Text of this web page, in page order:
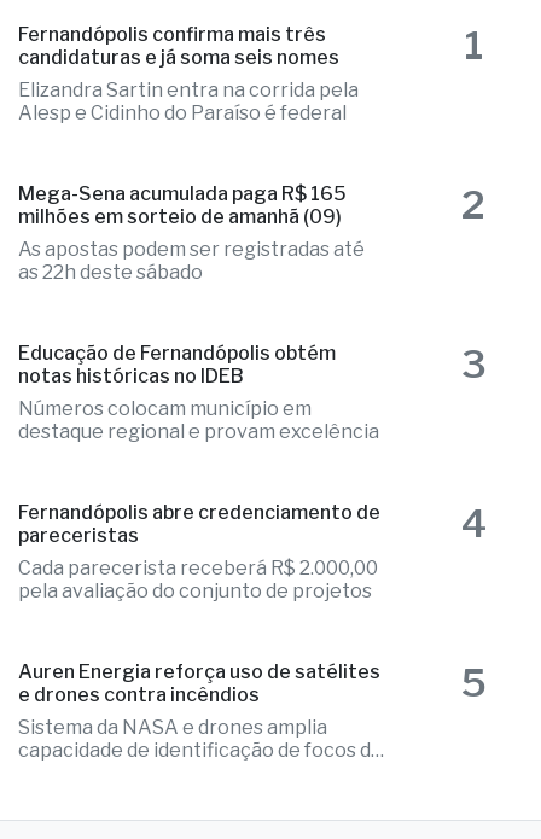
Fernandópolis confirma mais três
candidaturas e já soma seis nomes
Elizandra Sartin entra na corrida pela
Alesp e Cidinho do Paraíso é federal
1
Mega-Sena acumulada paga R$ 165
milhões em sorteio de amanhã (09)
As apostas podem ser registradas até
as 22h deste sábado
2
Educação de Fernandópolis obtém
notas históricas no IDEB
Números colocam município em
destaque regional e provam excelência
3
Fernandópolis abre credenciamento de
pareceristas
Cada parecerista receberá R$ 2.000,00
pela avaliação do conjunto de projetos
4
Auren Energia reforça uso de satélites
e drones contra incêndios
Sistema da NASA e drones amplia
capacidade de identificação de focos de
5